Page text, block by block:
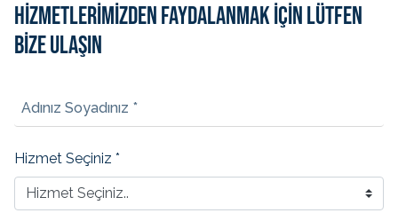
HİZMETLERİMİZDEN FAYDALANMAK İÇİN LÜTFEN
BİZE ULAŞIN
Adınız Soyadınız *
Hizmet Seçiniz *